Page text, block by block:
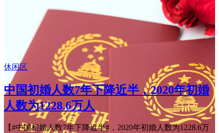
休闲区
中国初婚人数7年下降近半，2020年初婚
人数为1228.6万人
【#中国初婚人数7年下降近半#，2020年初婚人数为1228.6万